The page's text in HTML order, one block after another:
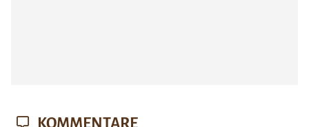
KOMMENTARE